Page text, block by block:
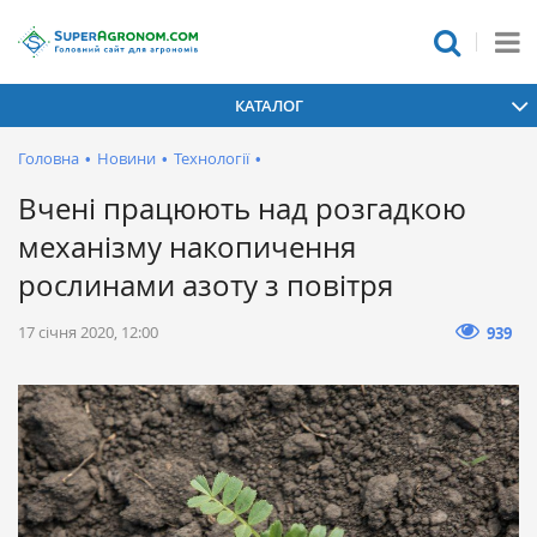
КАТАЛОГ
Головна • Новини • Технології •
Вчені працюють над розгадкою
механізму накопичення
рослинами азоту з повітря
17 січня 2020, 12:00 939